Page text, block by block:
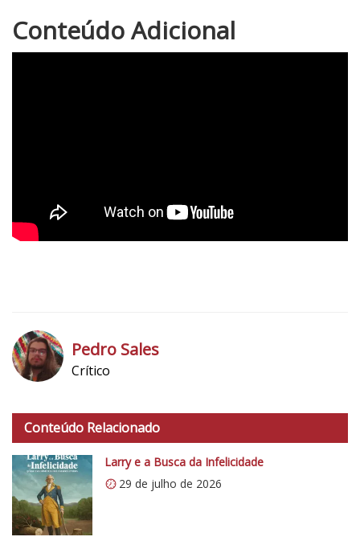
N
o
Conteúdo Adicional
t
p
s
:
/
/
Pedro Sales
Crítico
Conteúdo Relacionado
Larry e a Busca da Infelicidade
29 de julho de 2026